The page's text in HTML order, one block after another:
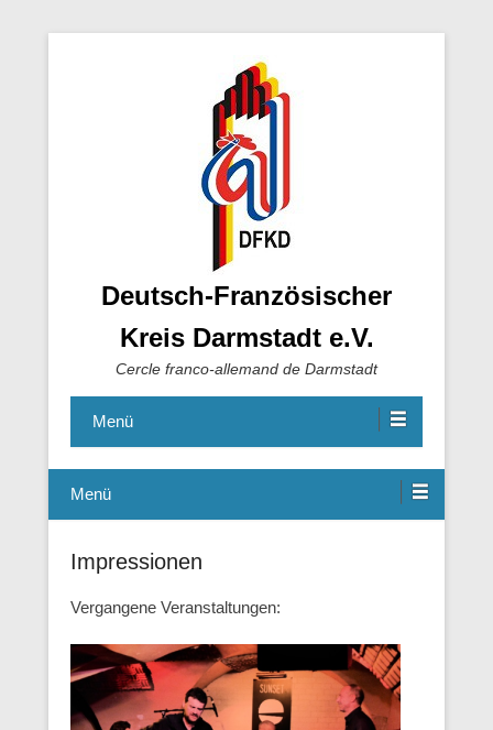
Deutsch-Französischer
Kreis Darmstadt e.V.
Cercle franco-allemand de Darmstadt
Menü
Menü
Impressionen
Vergangene Veranstaltungen: